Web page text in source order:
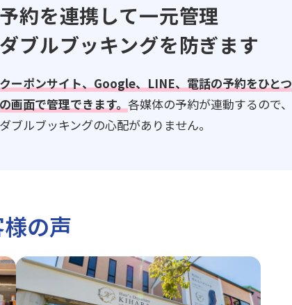
予約を連携して一元管理
ダブルブッキングを防ぎます
クーポンサイト、Google、LINE、電話の予約をひとつ
の画面で管理できます。 各媒体の予約が連動するので、
ダブルブッキングの心配がありません。
の声